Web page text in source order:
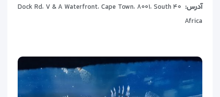
آدرس:
۴۰ Dock Rd، V & A Waterfront، Cape Town، ۸۰۰۱، South
Africa